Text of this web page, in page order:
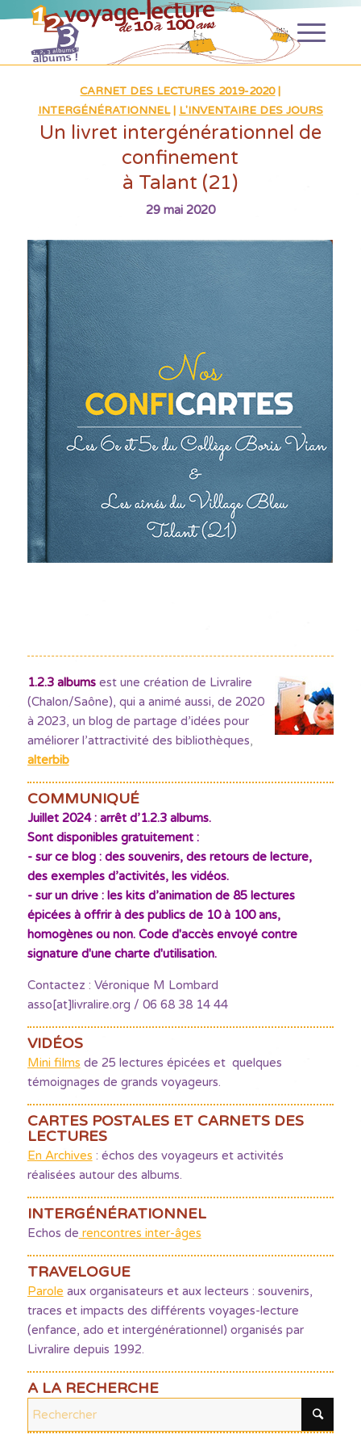
CARNET DES LECTURES 2019-2020|
INTERGÉNÉRATIONNEL| L'INVENTAIRE DES JOURS
Un livret intergénérationnel de
confinement
à Talant (21)
29 mai 2020
1.2.3 albumsest une création de Livralire
(Chalon/Saône), qui a animé aussi, de 2020
à 2023, un blog de partage d’idées pour
améliorer l’attractivité des bibliothèques,
alterbib
COMMUNIQUÉ
Juillet 2024 : arrêt d’1.2.3 albums.
Sont disponibles gratuitement :
- sur ce blog : des souvenirs, des retours de lecture,
des exemples d’activités, les vidéos.
- sur un drive : les kits d’animation de 85 lectures
épicées à offrir à des publics de 10 à 100 ans,
homogènes ou non. Code d'accès envoyé contre
signature d'une charte d'utilisation.
Contactez : Véronique M Lombard
asso[at]livralire.org / 06 68 38 14 44
VIDÉOS
Mini films de 25 lectures épicées et quelques
témoignages de grands voyageurs.
CARTES POSTALES ET CARNETS DES
LECTURES
En Archives : échos des voyageurs et activités
réalisées autour des albums.
INTERGÉNÉRATIONNEL
Echos de rencontres inter-âges
TRAVELOGUE
Parole aux organisateurs et aux lecteurs : souvenirs,
traces et impacts des différents voyages-lecture
(enfance, ado et intergénérationnel) organisés par
Livralire depuis 1992.
A LA RECHERCHE